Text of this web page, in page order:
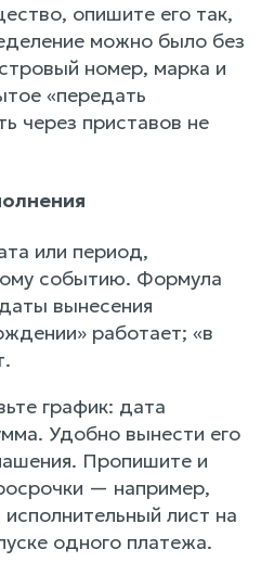
опишите его так,
можно было без
номер, марка и
«передать
через приставов не
или период,
событию. Формула
вынесения
работает; «в
график: дата
Удобно вынести его
Пропишите и
— например,
лист на
одного платежа.